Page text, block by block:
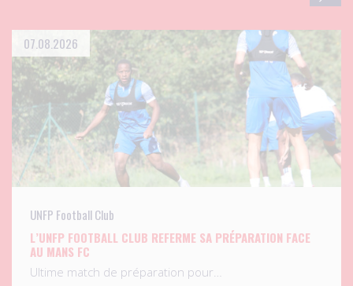
07.08.2026
UNFP Football Club
L’UNFP FOOTBALL CLUB REFERME SA PRÉPARATION FACE
AU MANS FC
Ultime match de préparation pour…